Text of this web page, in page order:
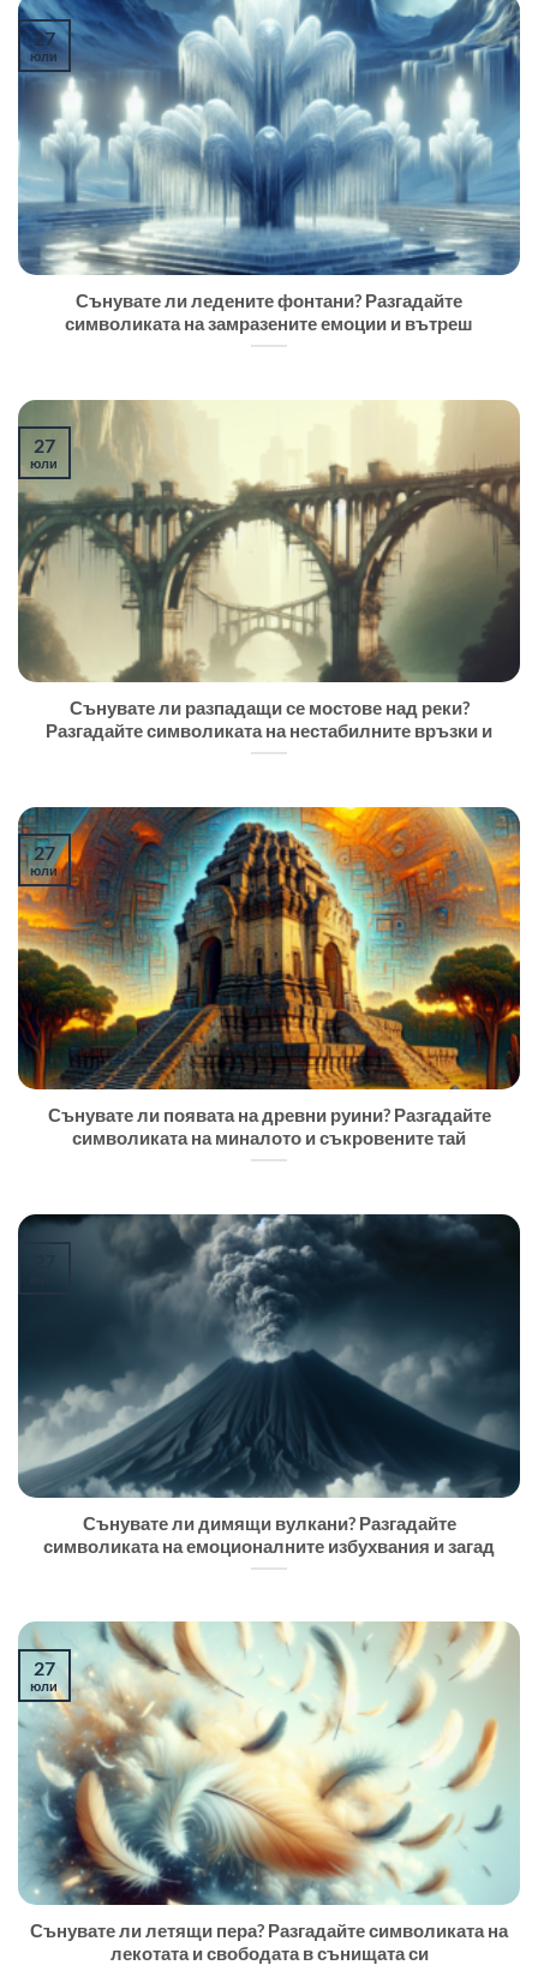
Сънувате ли ледените фонтани? Разгадайте
символиката на замразените емоции и вътреш
27
юли
Сънувате ли разпадащи се мостове над реки?
Разгадайте символиката на нестабилните връзки и
27
юли
Сънувате ли появата на древни руини? Разгадайте
символиката на миналото и съкровените тай
27
юли
Сънувате ли димящи вулкани? Разгадайте
символиката на емоционалните избухвания и загад
Сънувате ли летящи пера? Разгадайте символиката на
лекотата и свободата в сънищата си
27
юли